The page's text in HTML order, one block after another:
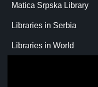
Matica Srpska Library
Libraries in Serbia
Libraries in World